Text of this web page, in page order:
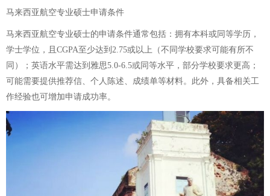
马来西亚航空专业硕士申请条件
马来西亚航空专业硕士的申请条件通常包括：拥有本科或同等学历，
学士学位，且CGPA至少达到2.75或以上（不同学校要求可能有所不
同）；英语水平需达到雅思5.0-6.5或同等水平，部分学校要求更高；
可能需要提供推荐信、个人陈述、成绩单等材料。此外，具备相关工
作经验也可增加申请成功率。